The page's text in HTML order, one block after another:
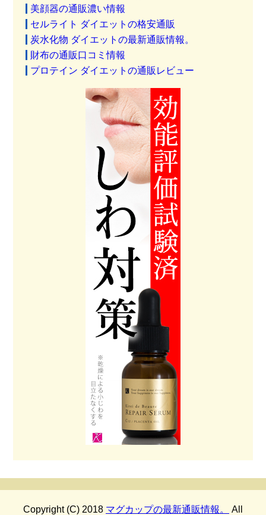
美顔器の通販濃い情報
セルライト ダイエットの格安通販
炭水化物 ダイエットの最新通販情報。
財布の通販口コミ情報
プロテイン ダイエットの通販レビュー
Copyright (C) 2018 マグカップの最新通販情報。
All